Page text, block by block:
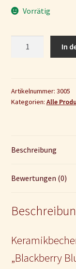
Vorrätig
Menge
In
Artikelnummer: 3005
Kategorien: Alle
Beschreibung
Bewertungen (0)
„Blackberry